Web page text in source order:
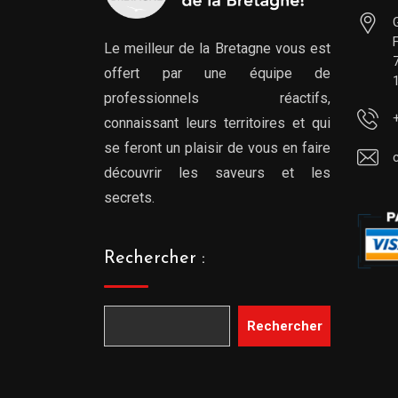
Le meilleur de la Bretagne vous est
offert par une équipe de
professionnels réactifs,
connaissant leurs territoires et qui
se feront un plaisir de vous en faire
découvrir les saveurs et les
secrets.
Rechercher :
Rechercher